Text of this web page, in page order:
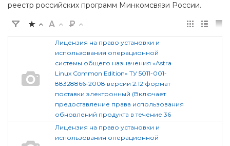
реестр российских программ Минкомсвязи России.
Лицензия на право установки и
использования операционной
системы общего назначения «Astra
Linux Common Edition» ТУ 5011-001-
88328866-2008 версии 2.12 формат
поставки электронный (Включает
предоставление права использования
обновлений продукта в течение 36
Лицензия на право установки и
использования операционной